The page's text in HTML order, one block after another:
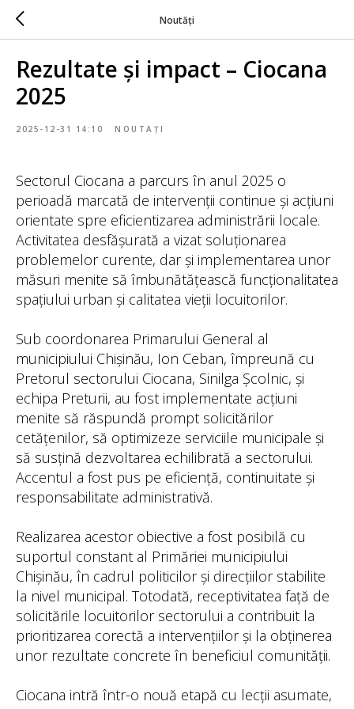
Noutăți
Rezultate și impact – Ciocana
2025
2025-12-31 14:10 NOUTAȚI
Sectorul Ciocana a parcurs în anul 2025 o
perioadă marcată de intervenții continue și acțiuni
orientate spre eficientizarea administrării locale.
Activitatea desfășurată a vizat soluționarea
problemelor curente, dar și implementarea unor
măsuri menite să îmbunătățească funcționalitatea
spațiului urban și calitatea vieții locuitorilor.
Sub coordonarea Primarului General al
municipiului Chișinău, Ion Ceban, împreună cu
Pretorul sectorului Ciocana, Sinilga Școlnic, și
echipa Preturii, au fost implementate acțiuni
menite să răspundă prompt solicitărilor
cetățenilor, să optimizeze serviciile municipale și
să susțină dezvoltarea echilibrată a sectorului.
Accentul a fost pus pe eficiență, continuitate și
responsabilitate administrativă.
Realizarea acestor obiective a fost posibilă cu
suportul constant al Primăriei municipiului
Chișinău, în cadrul politicilor și direcțiilor stabilite
la nivel municipal. Totodată, receptivitatea față de
solicitările locuitorilor sectorului a contribuit la
prioritizarea corectă a intervențiilor și la obținerea
unor rezultate concrete în beneficiul comunității.
Ciocana intră într-o nouă etapă cu lecții asumate,